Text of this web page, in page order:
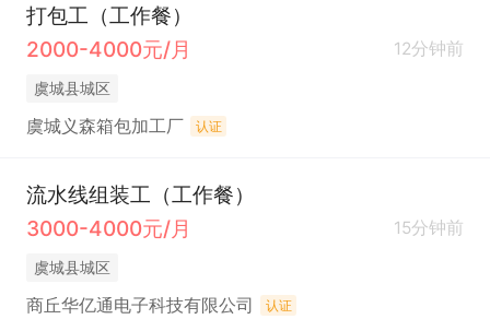
打包工（工作餐）
2000-4000元/月
12分钟前
虞城县城区
虞城义森箱包加工厂 认证
流水线组装工（工作餐）
3000-4000元/月
15分钟前
虞城县城区
商丘华亿通电子科技有限公司 认证